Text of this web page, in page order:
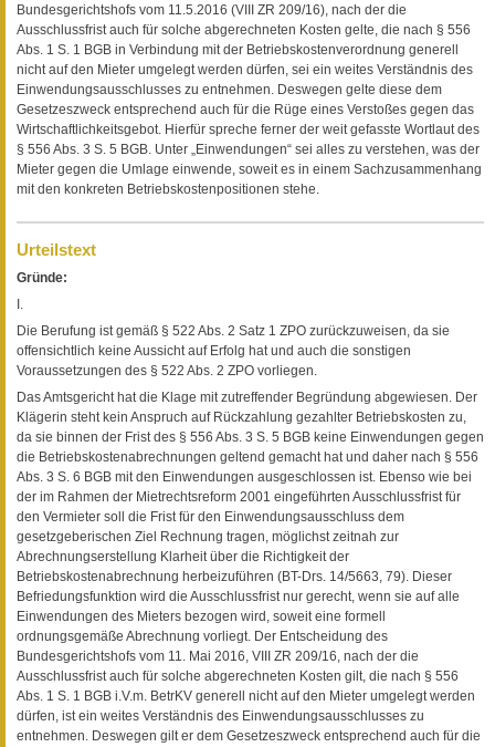
Bundesgerichtshofs vom 11.5.2016 (VIII ZR 209/16), nach der die
Ausschlussfrist auch für solche abgerechneten Kosten gelte, die nach § 556
Abs. 1 S. 1 BGB in Verbindung mit der Betriebskostenverordnung generell
nicht auf den Mieter umgelegt werden dürfen, sei ein weites Verständnis des
Einwendungsausschlusses zu entnehmen. Deswegen gelte diese dem
Gesetzeszweck entsprechend auch für die Rüge eines Verstoßes gegen das
Wirtschaftlichkeitsgebot. Hierfür spreche ferner der weit gefasste Wortlaut des
§ 556 Abs. 3 S. 5 BGB. Unter „Einwendungen“ sei alles zu verstehen, was der
Mieter gegen die Umlage einwende, soweit es in einem Sachzusammenhang
mit den konkreten Betriebskostenpositionen stehe.
Urteilstext
Gründe:
I.
Die Berufung ist gemäß § 522 Abs. 2 Satz 1 ZPO zurückzuweisen, da sie
offensichtlich keine Aussicht auf Erfolg hat und auch die sonstigen
Voraussetzungen des § 522 Abs. 2 ZPO vorliegen.
Das Amtsgericht hat die Klage mit zutreffender Begründung abgewiesen. Der
Klägerin steht kein Anspruch auf Rückzahlung gezahlter Betriebskosten zu,
da sie binnen der Frist des § 556 Abs. 3 S. 5 BGB keine Einwendungen gegen
die Betriebskostenabrechnungen geltend gemacht hat und daher nach § 556
Abs. 3 S. 6 BGB mit den Einwendungen ausgeschlossen ist. Ebenso wie bei
der im Rahmen der Mietrechtsreform 2001 eingeführten Ausschlussfrist für
den Vermieter soll die Frist für den Einwendungsausschluss dem
gesetzgeberischen Ziel Rechnung tragen, möglichst zeitnah zur
Abrechnungserstellung Klarheit über die Richtigkeit der
Betriebskostenabrechnung herbeizuführen (BT-Drs. 14/5663, 79). Dieser
Befriedungsfunktion wird die Ausschlussfrist nur gerecht, wenn sie auf alle
Einwendungen des Mieters bezogen wird, soweit eine formell
ordnungsgemäße Abrechnung vorliegt. Der Entscheidung des
Bundesgerichtshofs vom 11. Mai 2016, VIII ZR 209/16, nach der die
Ausschlussfrist auch für solche abgerechneten Kosten gilt, die nach § 556
Abs. 1 S. 1 BGB i.V.m. BetrKV generell nicht auf den Mieter umgelegt werden
dürfen, ist ein weites Verständnis des Einwendungsausschlusses zu
entnehmen. Deswegen gilt er dem Gesetzeszweck entsprechend auch für die